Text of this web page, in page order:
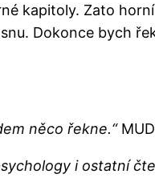
kapitoly. Zato
Dokonce bych
něco řekne.“
i ostatní